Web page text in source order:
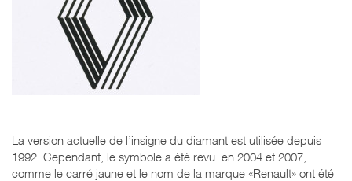
La version actuelle de l’insigne du diamant est utilisée depuis
1992. Cependant, le symbole a été revu en 2004 et 2007,
comme le carré jaune et le nom de la marque «Renault» ont été